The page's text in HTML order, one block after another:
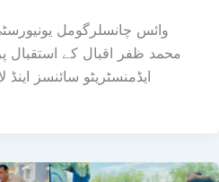
وائس چانسلرگومل
محمد ظفر اقبال کے استقبال
ایڈمنسٹریٹو سائنسز اینڈ